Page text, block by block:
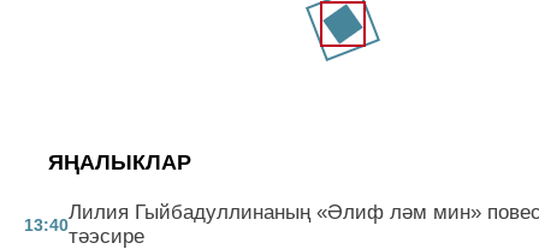
ЯҢАЛЫКЛАР
13:40
Лилия Гыйбадуллинаның «Әлиф ләм мин»
тәэсире